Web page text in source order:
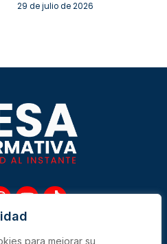
para mejorar su
29 de julio de 2026
n
Y
u
t
T
t